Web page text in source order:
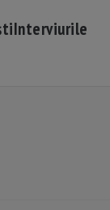
Interviurile